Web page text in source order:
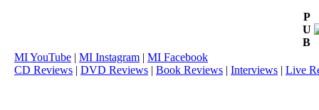
P
U
B
MI YouTube | MI Instagram | MI Facebook
CD Reviews | DVD Reviews | Book Reviews | Interviews | Live